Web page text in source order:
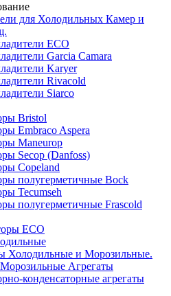
для Холодильных Камер и
ECO
Garcia Camara
Karyer
Rivacold
Siarco
Bristol
Embraco Aspera
Maneurop
Secop (Danfoss)
Copeland
полугерметичные Bock
Tecumseh
полугерметичные Frascold
ECO
Холодильные и Морозильные.
Агрегаты
конденсаторные агрегаты